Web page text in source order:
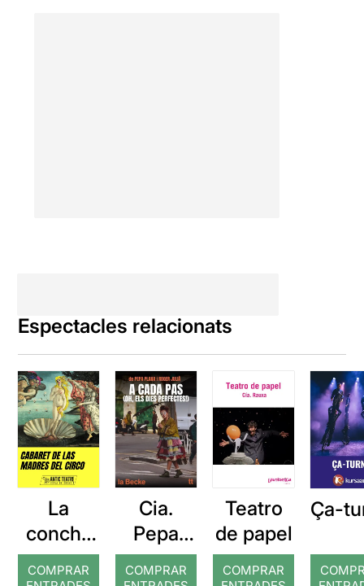
Espectacles relacionats
La
concha
de tu
COMPRAR
Cia.
Pepa
Plana: A
COMPRAR
Teatro
de papel
COMPRAR
Ça-